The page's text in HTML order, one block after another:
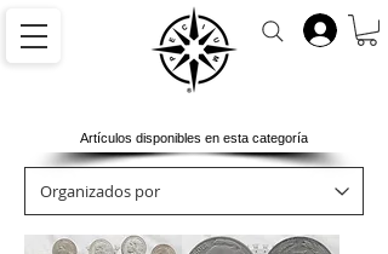
Artículos disponibles en esta categoría